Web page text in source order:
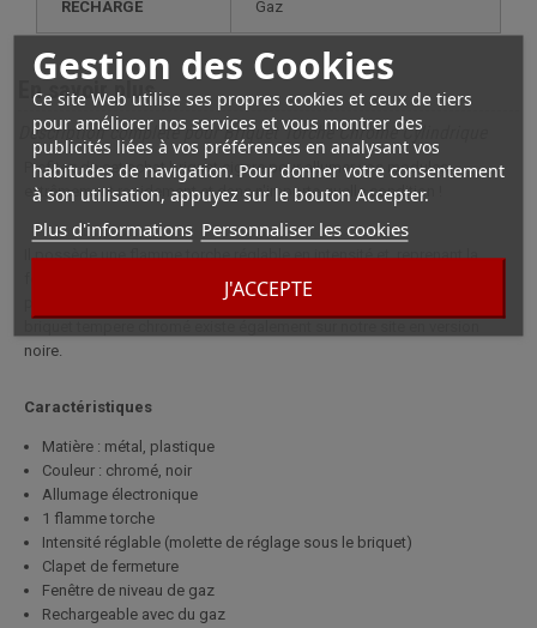
Gestion des Cookies
Ce site Web utilise ses propres cookies et ceux de tiers
pour améliorer nos services et vous montrer des
publicités liées à vos préférences en analysant vos
habitudes de navigation. Pour donner votre consentement
à son utilisation, appuyez sur le bouton Accepter.
Plus d'informations Personnaliser les cookies
J'ACCEPTE
RECHARGE gaz
En savoir plus
Description complète pour Briquet Torche Chromé Cylindrique
Profitez de cet achat briquet cigare pour allumer vos modules
extrêmement rapidement et dans n'importe quelle condition !
Il possède une flamme torche réglable en intensité et, reprenant la
forme d'un cylindre, il se glissera facilement dans une poche de veste
pour vous accompagner dans chacun de vos déplacements. Ce joli
noire.
Caractéristiques
Matière : métal, plastique
Couleur : chromé, noir
Allumage électronique
1 flamme torche
Intensité réglable (molette de réglage sous le briquet)
Clapet de fermeture
Fenêtre de niveau de gaz
Rechargeable avec du gaz